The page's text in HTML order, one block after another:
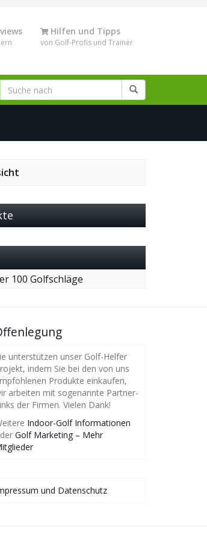
Hilfen und Tipps
von Golf-Profis und Trainer
100 Golfschläge
unterstützen unser Golf-Helfer
indem Sie bei den von uns
Produkte einkaufen,
arbeiten mit sogenannte Partner-
der Firmen. Vielen Dank!
Indoor-Golf Informationen
Golf Marketing – Mehr
und Datenschutz